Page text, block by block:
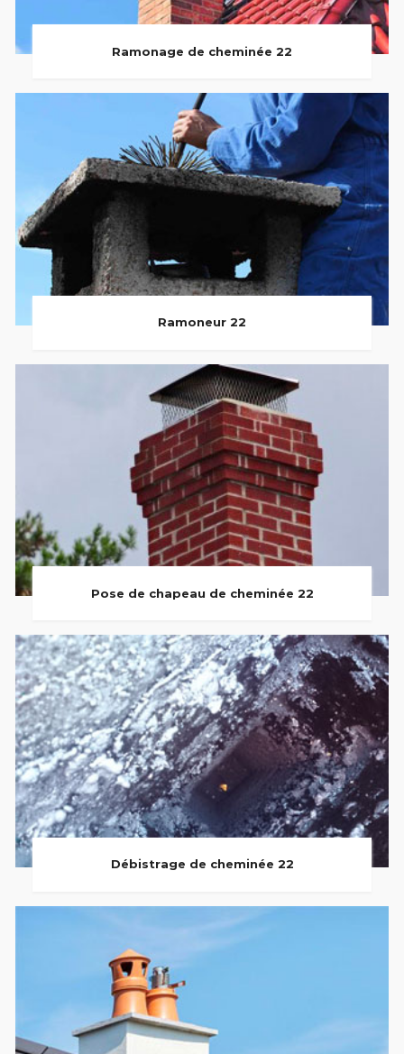
Ramonage de cheminée 22
Ramoneur 22
Pose de chapeau de cheminée 22
Débistrage de cheminée 22